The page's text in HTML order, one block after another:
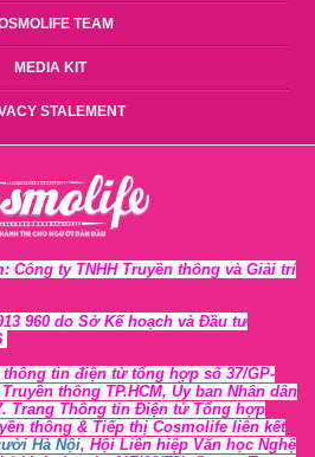
TEAM
MEDIA KIT
STALEMENT
Công ty TNHH Truyền thông và Giải trí
960 do Sở Kế hoạch và Đầu tư
tin điện tử tổng hợp số 37/GP-
uyền thông TP.HCM, Ủy ban Nhân dân
Trang Thông tin Điện tử Tổng hợp
thông & Tiếp thị Cosmolife liên kết
Hà Nội, Hội Liên hiệp Văn học Nghệ